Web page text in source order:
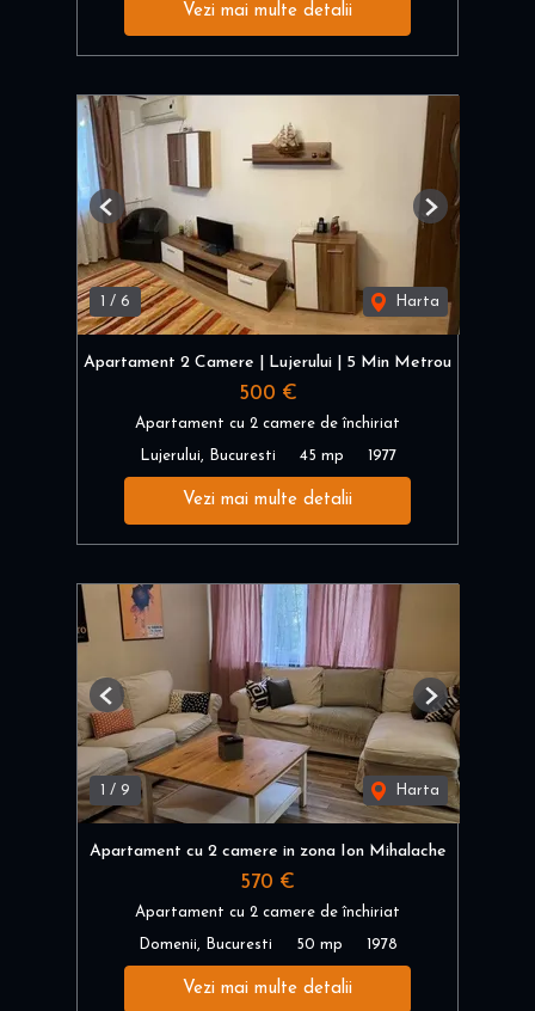
Vezi mai multe detalii
/ 6 Harta
Previous Next
Apartament 2 Camere | Lujerului | 5 Min Metrou
500 €
Apartament cu 2 camere de închiriat
Lujerului, Bucuresti 45 mp 1977
Vezi mai multe detalii
1 / 9 Harta
Previous Next
Apartament cu 2 camere in zona Ion Mihalache
570 €
Apartament cu 2 camere de închiriat
Domenii, Bucuresti 50 mp 1978
Vezi mai multe detalii